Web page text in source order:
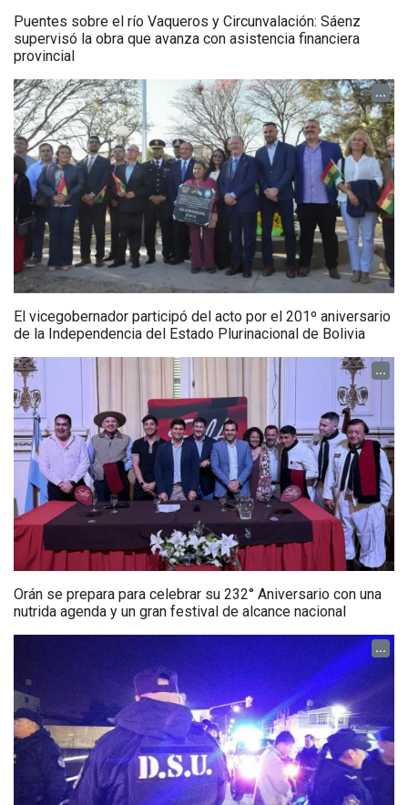
Puentes sobre el río Vaqueros y Circunvalación: Sáenz
supervisó la obra que avanza con asistencia financiera
provincial
...
El vicegobernador participó del acto por el 201º aniversario
de la Independencia del Estado Plurinacional de Bolivia
...
Orán se prepara para celebrar su 232° Aniversario con una
nutrida agenda y un gran festival de alcance nacional
...